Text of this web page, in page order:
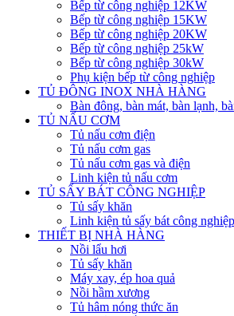
Bếp từ công nghiệp 12KW
Bếp từ công nghiệp 15KW
Bếp từ công nghiệp 20KW
Bếp từ công nghiệp 25kW
Bếp từ công nghiệp 30kW
Phụ kiện bếp từ công nghiệp
TỦ ĐÔNG INOX NHÀ HÀNG
Bàn đông, bàn mát, bàn lạnh,
TỦ NẤU CƠM
Tủ nấu cơm điện
Tủ nấu cơm gas
Tủ nấu cơm gas và điện
Linh kiện tủ nấu cơm
TỦ SẤY BÁT CÔNG NGHIỆP
Tủ sấy khăn
Linh kiện tủ sấy bát công nghiệp
THIẾT BỊ NHÀ HÀNG
Nồi lẩu hơi
Tủ sấy khăn
Máy xay, ép hoa quả
Nồi hầm xương
Tủ hâm nóng thức ăn